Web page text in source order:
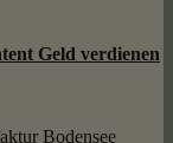
Geld verdienen